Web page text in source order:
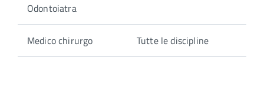
Odontoiatra
Medico chirurgo Tutte le discipline